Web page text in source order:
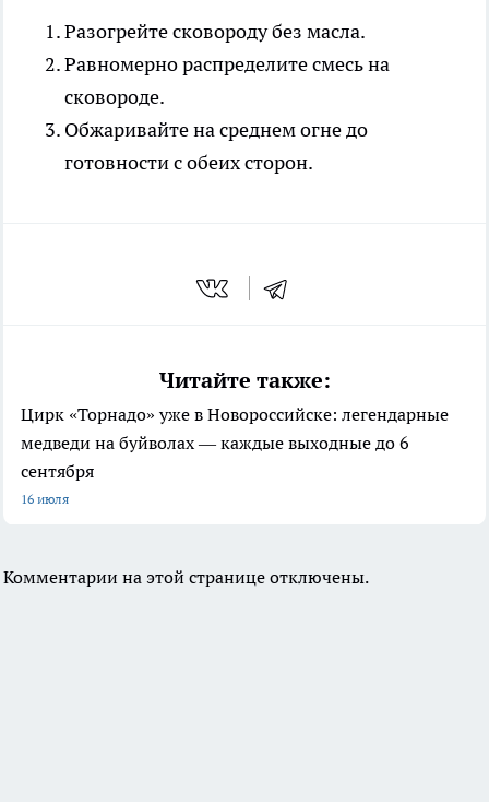
Разогрейте сковороду без масла.
Равномерно распределите смесь на
сковороде.
Обжаривайте на среднем огне до
готовности с обеих сторон.
Читайте также:
Цирк «Торнадо» уже в Новороссийске: легендарные
медведи на буйволах — каждые выходные до 6
сентября
16 июля
Комментарии на этой странице отключены.